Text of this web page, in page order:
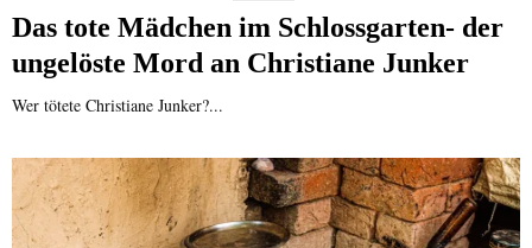
Das tote Mädchen im Schlossgarten- der
ungelöste Mord an Christiane Junker
Wer tötete Christiane Junker?...